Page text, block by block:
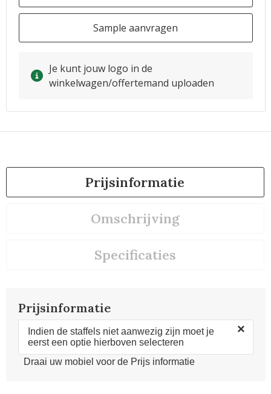
Sample aanvragen
Je kunt jouw logo in de
winkelwagen/offertemand uploaden
Prijsinformatie
Omschrijving
Specificaties
Prijsinformatie
Indien de staffels niet aanwezig zijn moet je
eerst een optie hierboven selecteren
×
Draai uw mobiel voor de Prijs informatie